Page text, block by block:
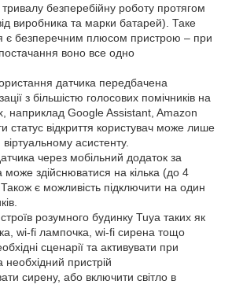
тривалу безперебійну роботу протягом
виробника та марки батарей). Таке
є безперечним плюсом пристрою – при
воно все одно
датчика передбачена
з більшістю голосових помічників на
наприклад Google Assistant, Amazon
статус відкриття користувач може лише
асистенту.
через мобільний додаток за
може здійснюватися на кілька (до 4
є можливість підключити на один
розумного будинку Tuya таких як
wi-fi лампочка, wi-fi сирена тощо
сценарії та активувати при
пристрій
сирену, або включити світло в